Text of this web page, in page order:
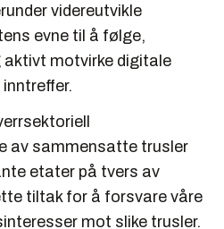
videreutvikle
evne til å følge,
motvirke digitale
av sammensatte trusler
etater på tvers av
tiltak for å forsvare våre
mot slike trusler.